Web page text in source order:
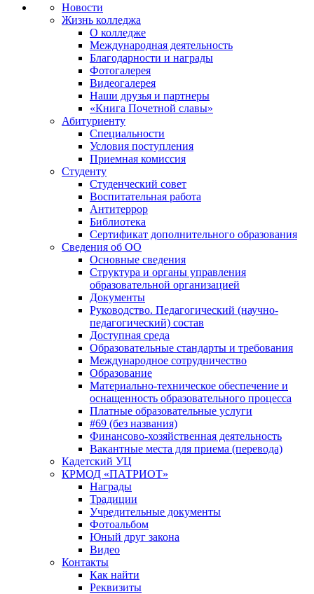
Новости
Жизнь колледжа
О колледже
Международная деятельность
Благодарности и награды
Фотогалерея
Видеогалерея
Наши друзья и партнеры
«Книга Почетной славы»
Абитуриенту
Специальности
Условия поступления
Приемная комиссия
Студенту
Студенческий совет
Воспитательная работа
Антитеррор
Библиотека
Сертификат дополнительного образования
Сведения об ОО
Основные сведения
Структура и органы управления
образовательной организацией
Документы
Руководство. Педагогический (научно-
педагогический) состав
Доступная среда
Образовательные стандарты и требования
Международное сотрудничество
Образование
Материально-техническое обеспечение и
оснащенность образовательного процесса
Платные образовательные услуги
#69 (без названия)
Финансово-хозяйственная деятельность
Вакантные места для приема (перевода)
Кадетский УЦ
КРМОД «ПАТРИОТ»
Награды
Традиции
Учредительные документы
Фотоальбом
Юный друг закона
Видео
Контакты
Как найти
Реквизиты